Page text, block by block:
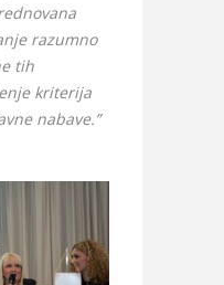
razumno
tih
kriterija
nabave.”